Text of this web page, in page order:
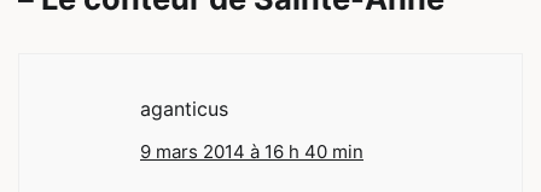
aganticus
9 mars 2014 à 16 h 40 min